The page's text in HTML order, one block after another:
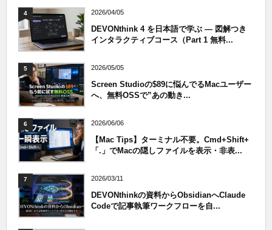
4 2026/04/05
DEVONthink 4 を日本語で学ぶ — 図解つき
インタラクティブコース（Part 1 無料...
5 2026/05/05
Screen Studioの$89に悩んでるMacユーザー
へ、無料OSSで”あの動き...
6 2026/06/06
【Mac Tips】ターミナル不要。Cmd+Shift+
「.」でMacの隠しファイルを表示・非表...
7 2026/03/11
DEVONthinkの資料からObsidianへClaude
Codeで記事執筆ワークフローを自...